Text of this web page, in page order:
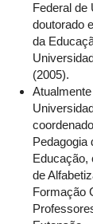
Federal de
doutorado
da
(2005).
Pedagogia
Educação,
de
Formação